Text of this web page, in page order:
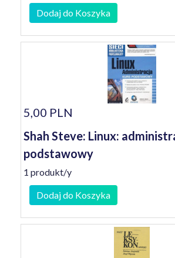
Dodaj do Koszyka
5,00 PLN
Shah Steve: Linux:
podstawowy
1 produkt/y
Dodaj do Koszyka